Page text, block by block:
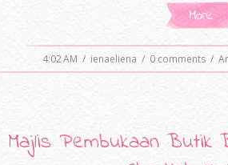
More
4:02 AM / ienaeliena / 0 comments /
Majlis Pembukaan Butik